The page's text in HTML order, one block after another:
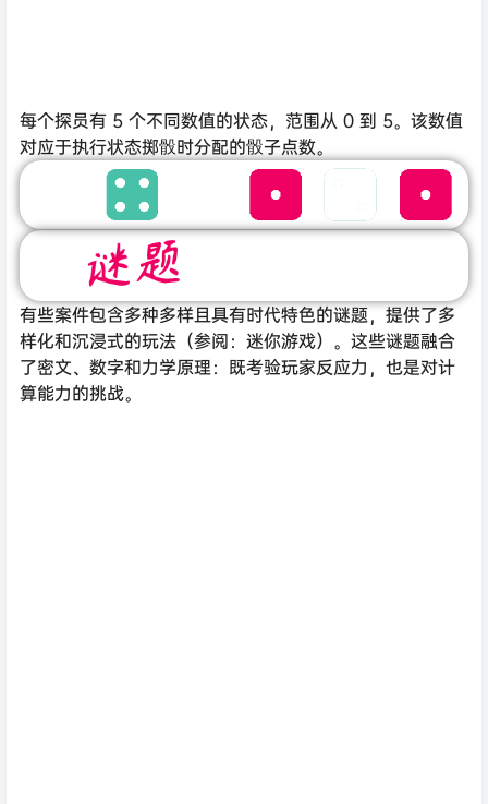
每个探员有 5 个不同数值的状态，范围从 0 到 5。该数值
对应于执行状态掷骰时分配的骰子点数。
有些案件包含多种多样且具有时代特色的谜题，提供了多
样化和沉浸式的玩法（参阅：迷你游戏）。这些谜题融合
了密文、数字和力学原理：既考验玩家反应力，也是对计
算能力的挑战。